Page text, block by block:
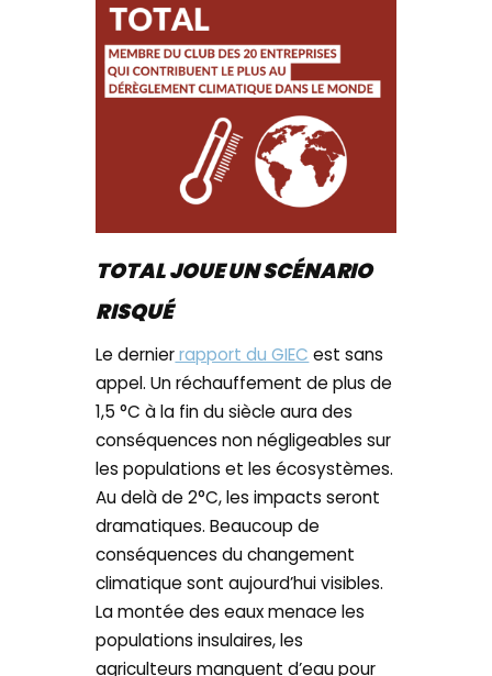
TOTAL JOUE UN SCÉNARIO
RISQUÉ
Le dernierrapport du GIEC est sans
appel. Un réchauffement de plus de
1,5 °C à la fin du siècle aura des
conséquences non négligeables sur
les populations et les écosystèmes.
Au delà de 2°C, les impacts seront
dramatiques. Beaucoup de
conséquences du changement
climatique sont aujourd’hui visibles.
La montée des eaux menace les
populations insulaires, les
agriculteurs manquent d’eau pour